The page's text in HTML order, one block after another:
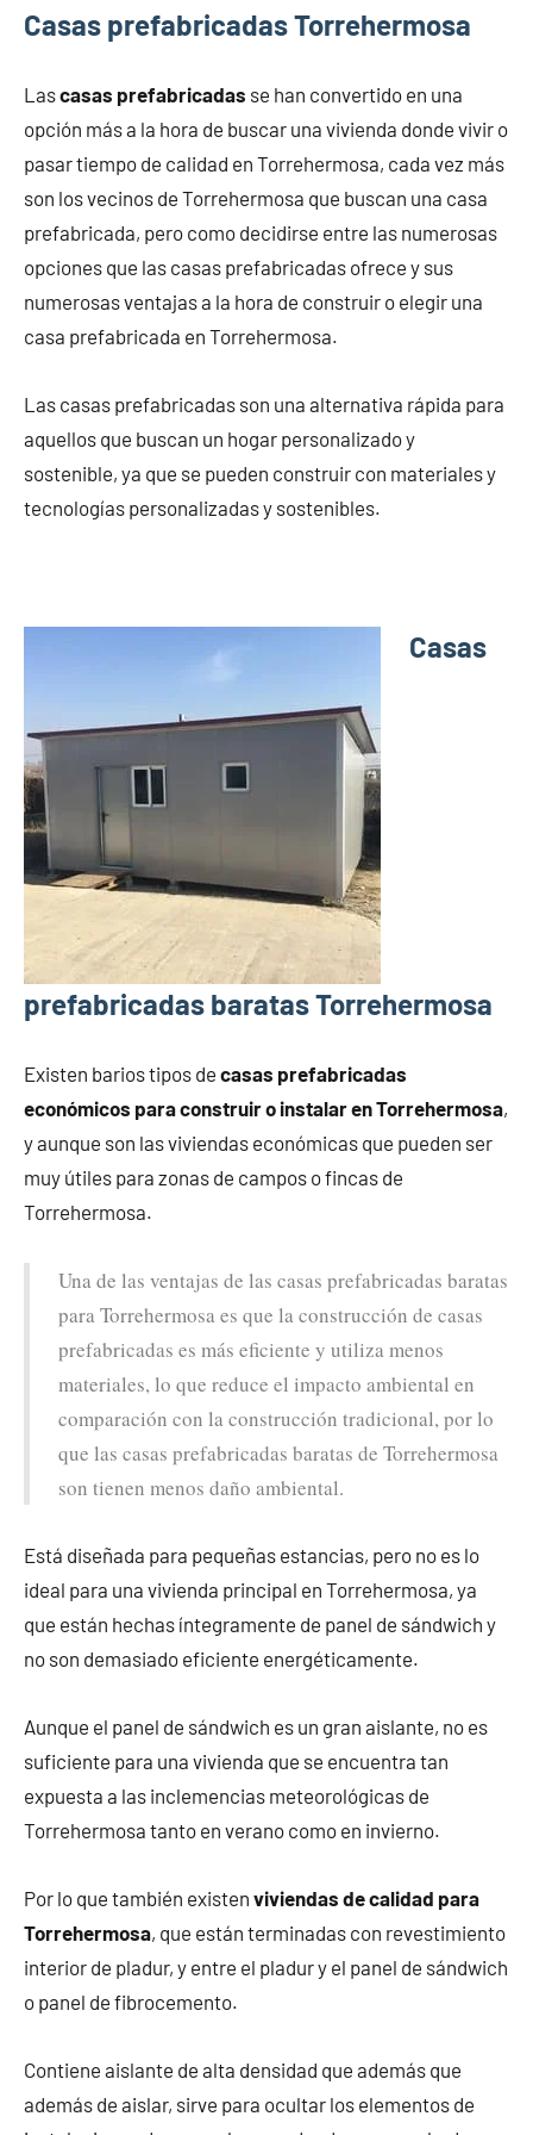
Casas prefabricadas Torrehermosa
Lascasas prefabricadas se han convertido en una
opción más a la hora de buscar una vivienda donde vivir o
pasar tiempo de calidad en Torrehermosa, cada vez más
son los vecinos de Torrehermosa que buscan una casa
prefabricada, pero como decidirse entre las numerosas
opciones que las casas prefabricadas ofrece y sus
numerosas ventajas a la hora de construir o elegir una
casa prefabricada en Torrehermosa.
Las casas prefabricadas son una alternativa rápida para
aquellos que buscan un hogar personalizado y
sostenible, ya que se pueden construir con materiales y
tecnologías personalizadas y sostenibles.
Casas
prefabricadas baratas Torrehermosa
Existen barios tipos de casas prefabricadas
económicos para construir o instalar en Torrehermosa,
y aunque son las viviendas económicas que pueden ser
muy útiles para zonas de campos o fincas de
Torrehermosa.
Una de las ventajas de las casas prefabricadas baratas
para Torrehermosa es que la construcción de casas
prefabricadas es más eficiente y utiliza menos
materiales, lo que reduce el impacto ambiental en
comparación con la construcción tradicional, por lo
que las casas prefabricadas baratas de Torrehermosa
son tienen menos daño ambiental.
Está diseñada para pequeñas estancias, pero no es lo
ideal para una vivienda principal en Torrehermosa, ya
que están hechas íntegramente de panel de sándwich y
no son demasiado eficiente energéticamente.
Aunque el panel de sándwich es un gran aislante, no es
suficiente para una vivienda que se encuentra tan
expuesta a las inclemencias meteorológicas de
Torrehermosa tanto en verano como en invierno.
Por lo que también existen viviendas de calidad para
Torrehermosa, que están terminadas con revestimiento
interior de pladur, y entre el pladur y el panel de sándwich
o panel de fibrocemento.
Contiene aislante de alta densidad que además que
además de aislar, sirve para ocultar los elementos de